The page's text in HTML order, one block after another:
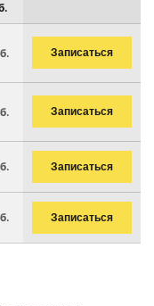
Записаться
Записаться
Записаться
Записаться